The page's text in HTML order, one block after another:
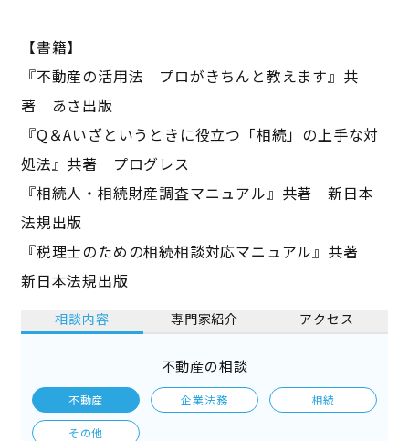
【書籍】
『不動産の活用法 プロがきちんと教えます』共
著 あさ出版
『Q＆Aいざというときに役立つ「相続」の上手な対
処法』共著 プログレス
『相続人・相続財産調査マニュアル』共著 新日本
法規出版
『税理士のための相続相談対応マニュアル』共著
新日本法規出版
相談内容 専門家紹介 アクセス
不動産の相談
不動産 企業法務 相続
その他